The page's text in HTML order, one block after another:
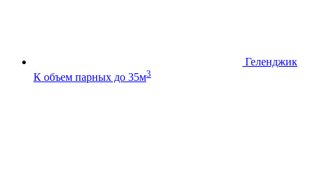
Геленджик
К объем парных до 35м3